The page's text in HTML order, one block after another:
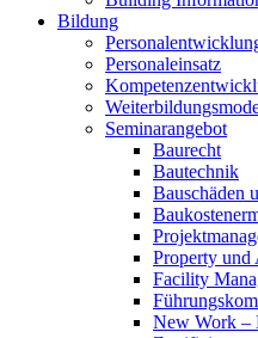
Bildung
Personaleinsatz
Seminarangebot
Baurecht
Bautechnik
Bauschäden
Property und
Facility
New Work –